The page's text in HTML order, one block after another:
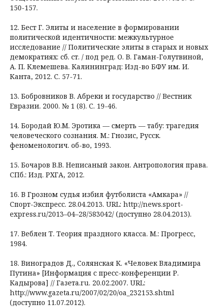
150-157.
12. Бест Г. Элиты и население в формировании
политической идентичности: межкультурное
исследование // Политические элиты в старых и новых
демократиях: сб. ст. / под ред. О. В. Гаман-Голутвиной,
А. П. Клемешева. Калининград: Изд-во БФУ им. И.
Канта, 2012. С. 57-71.
13. Бобровников В. Абреки и государство // Вестник
Евразии. 2000. № 1 (8). С. 19-46.
14. Бородай Ю.М. Эротика — смерть — табу: трагедия
человеческого сознания. М.: Гнозис, Русск.
феноменологич. об-во, 1993.
15. Бочаров В.В. Неписаный закон. Антропология права.
СПб.: Изд. РХГА, 2012.
16. В Грозном судья избил футболиста «Амкара» //
Спорт-Экспресс. 28.04.2013. URL: http://news.sport-
express.ru/2013–04–28/583042/ (доступно 28.04.2013).
17. Веблен Т. Теория праздного класса. М.: Прогресс,
1984.
18. Виноградов Д., Солянская К. «Человек Владимира
Путина» [Информация с пресс-конференции Р.
Кадырова] // Газета.ru. 20.02.2007. URL:
http://www.gazeta.ru/2007/02/20/oa_232153.shtml
(доступно 11.07.2012).